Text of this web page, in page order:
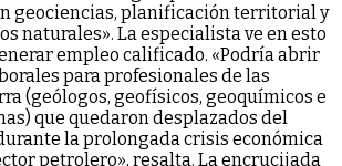
geociencias, planificación territorial y
naturales». La especialista ve en esto
empleo calificado. «Podría abrir
para profesionales de las
(geólogos, geofísicos, geoquímicos e
que quedaron desplazados del
la prolongada crisis económica
petrolero», resalta. La encrucijada